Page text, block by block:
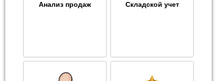
Анализ продаж Складской учет